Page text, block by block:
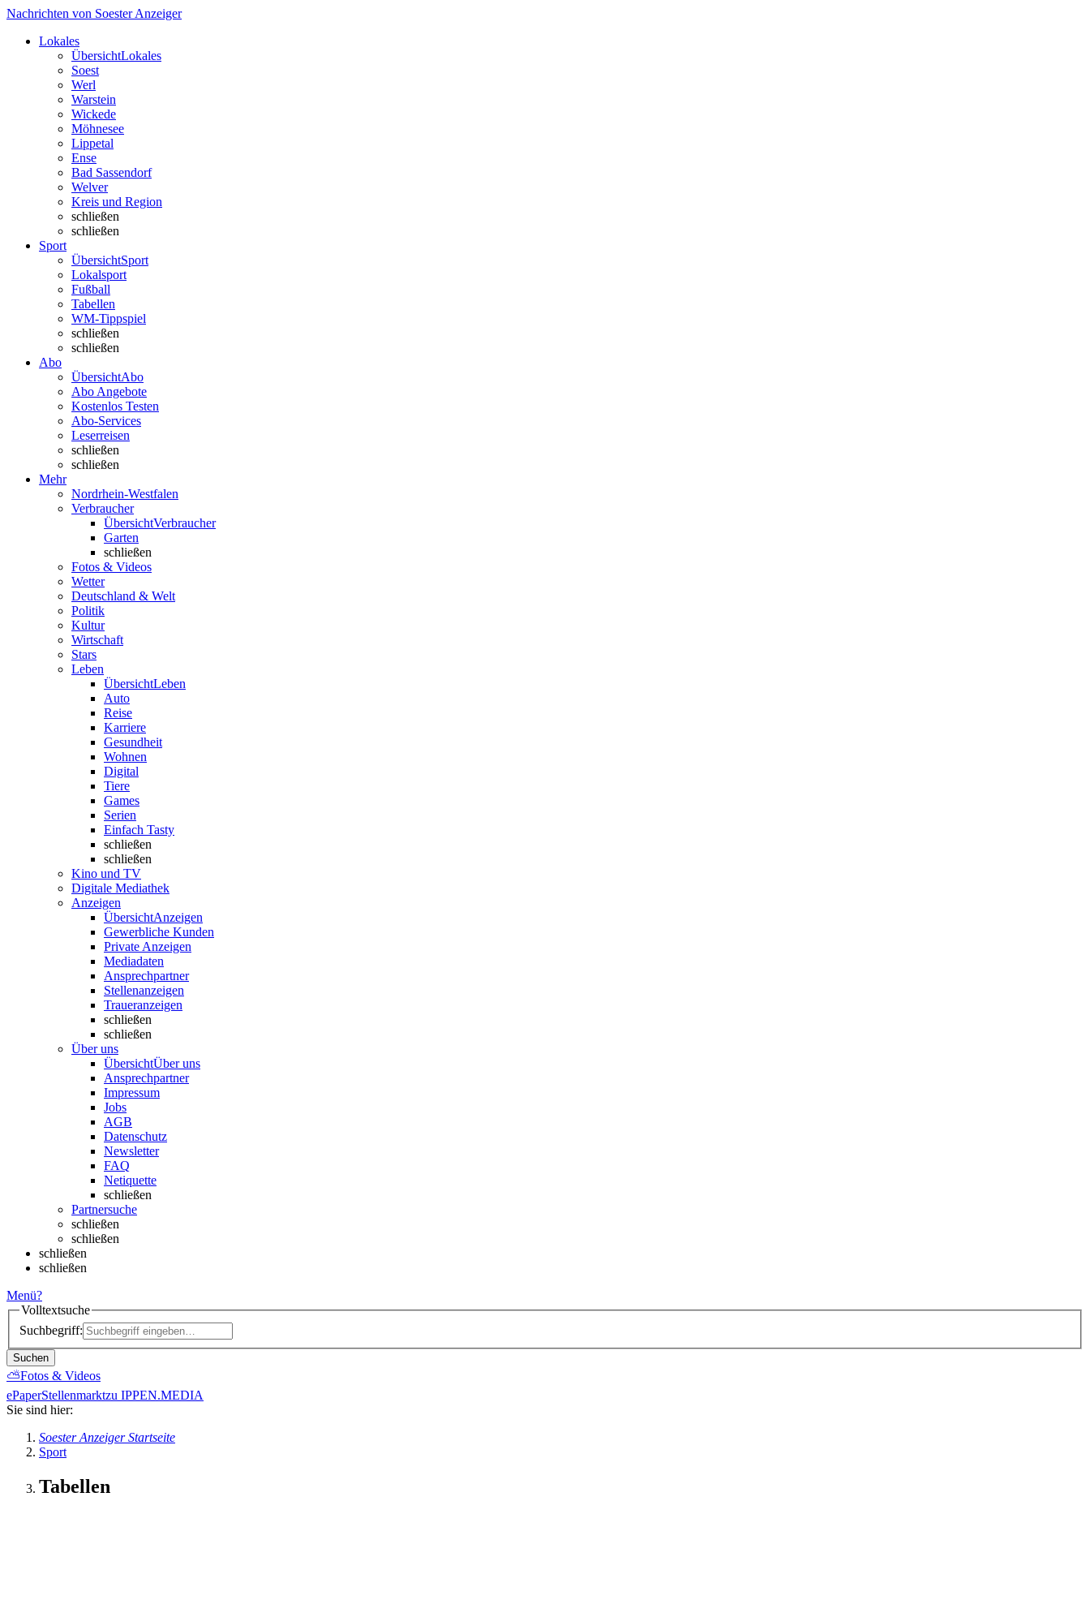
Nachrichten von Soester Anzeiger
Lokales
ÜbersichtLokales
Soest
Werl
Warstein
Wickede
Möhnesee
Lippetal
Ense
Bad Sassendorf
Welver
Kreis und Region
schließen
schließen
Sport
ÜbersichtSport
Lokalsport
Fußball
Tabellen
WM-Tippspiel
schließen
schließen
Abo
ÜbersichtAbo
Abo Angebote
Kostenlos Testen
Abo-Services
Leserreisen
schließen
schließen
Mehr
Nordrhein-Westfalen
Verbraucher
ÜbersichtVerbraucher
Garten
schließen
Fotos & Videos
Wetter
Deutschland & Welt
Politik
Kultur
Wirtschaft
Stars
Leben
ÜbersichtLeben
Auto
Reise
Karriere
Gesundheit
Wohnen
Digital
Tiere
Games
Serien
Einfach Tasty
schließen
schließen
Kino und TV
Digitale Mediathek
Anzeigen
ÜbersichtAnzeigen
Gewerbliche Kunden
Private Anzeigen
Mediadaten
Ansprechpartner
Stellenanzeigen
Traueranzeigen
schließen
schließen
Über uns
ÜbersichtÜber uns
Ansprechpartner
Impressum
Jobs
AGB
Datenschutz
Newsletter
FAQ
Netiquette
schließen
Partnersuche
schließen
schließen
schließen
schließen
Menü?
Volltextsuche
Suchbegriff:
Suchen
⛅Fotos & Videos
ePaperStellenmarktzu IPPEN.MEDIA
Sie sind hier:
Soester Anzeiger Startseite
Sport
Tabellen